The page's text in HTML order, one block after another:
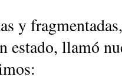
y
estado, llamó